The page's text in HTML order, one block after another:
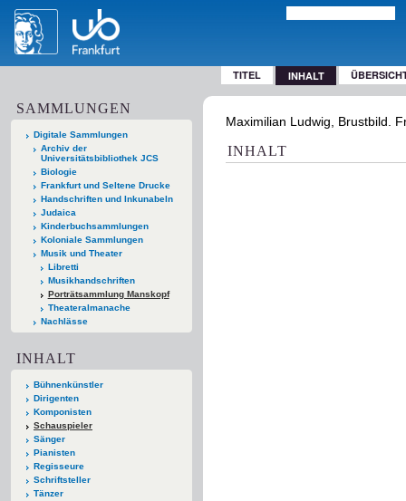
TITEL INHALT
SAMMLUNGEN
Digitale Sammlungen
Archiv der
Universitätsbibliothek JCS
Biologie
Frankfurt und Seltene Drucke
Handschriften und Inkunabeln
Judaica
Kinderbuchsammlungen
Koloniale Sammlungen
Musik und Theater
Libretti
Musikhandschriften
Porträtsammlung Manskopf
Theateralmanache
Nachlässe
INHALT
Bühnenkünstler
Dirigenten
Komponisten
Schauspieler
Sänger
Pianisten
Regisseure
Schriftsteller
Tänzer
Maximilian Ludwig, Brustbild.
INHALT